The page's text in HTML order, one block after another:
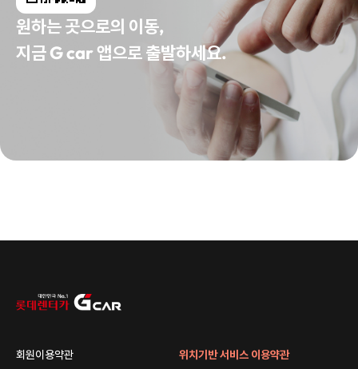
원하는 곳으로의 이동,
지금 G car 앱으로 출발하세요.
회원이용약관 위치기반 서비스 이용약관